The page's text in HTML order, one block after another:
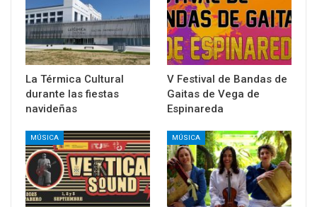
La Térmica Cultural
durante las fiestas
navideñas
V Festival de Bandas de
Gaitas de Vega de
Espinareda
MÚSICA MÚSICA